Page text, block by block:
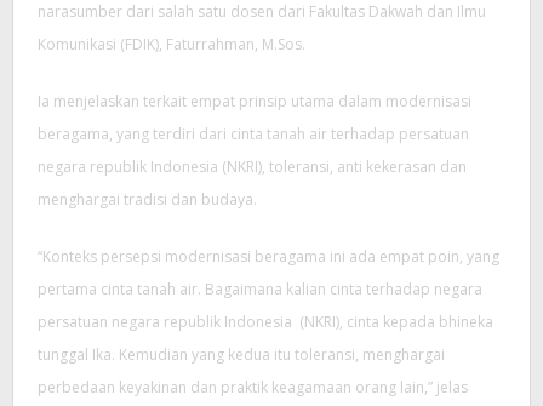
narasumber dari salah satu dosen dari Fakultas Dakwah dan Ilmu
Komunikasi (FDIK), Faturrahman, M.Sos.
Ia menjelaskan terkait empat prinsip utama dalam modernisasi
beragama, yang terdiri dari cinta tanah air terhadap persatuan
negara republik Indonesia (NKRI), toleransi, anti kekerasan dan
menghargai tradisi dan budaya.
“Konteks persepsi modernisasi beragama ini ada empat poin, yang
pertama cinta tanah air. Bagaimana kalian cinta terhadap negara
persatuan negara republik Indonesia (NKRI), cinta kepada bhineka
tunggal Ika. Kemudian yang kedua itu toleransi, menghargai
perbedaan keyakinan dan praktik keagamaan orang lain,” jelas